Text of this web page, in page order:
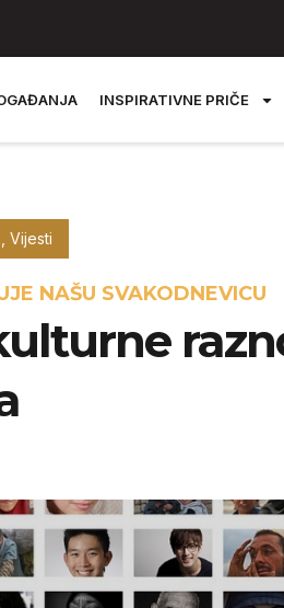
INSPIRATIVNE PRIČE
Vijesti
NAŠU SVAKODNEVICU